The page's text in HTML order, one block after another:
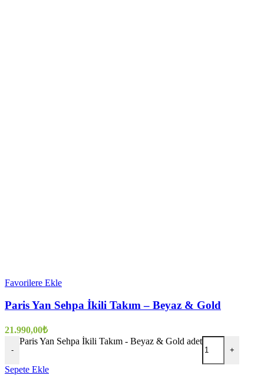
Favorilere Ekle
Paris Yan Sehpa İkili Takım – Beyaz & Gold
21.990,00₺
-
Paris Yan Sehpa İkili Takım - Beyaz & Gold adet
+
Sepete Ekle